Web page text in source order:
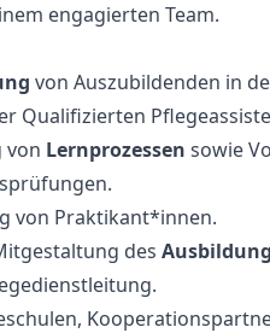
engagierten Team.
von Auszubildenden in
Qualifizierten
von Lernprozessen sowie
von Praktikant*innen.
des